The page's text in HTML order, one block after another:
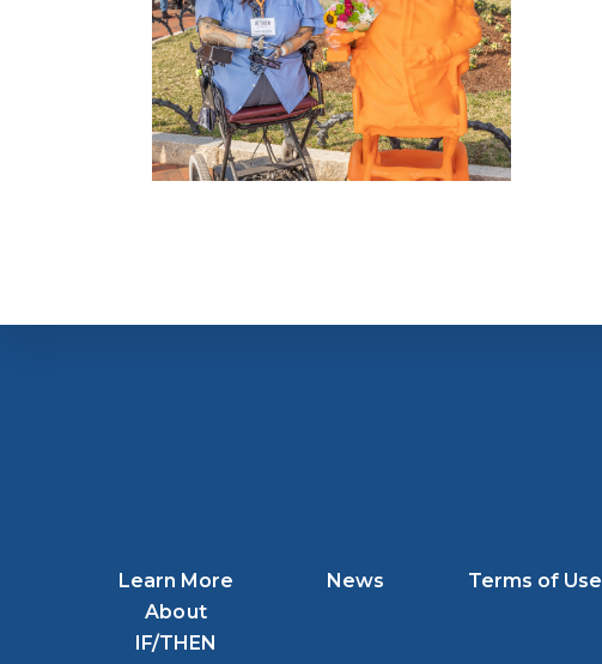
Learn More
About
IF/THEN
News Terms of Use